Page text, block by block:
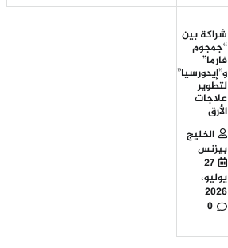
شراكة بين
“جمجوم
فارما”
و”إيدورسيا”
لتطوير
علاجات
الأرق
الخليج
بيزنس
27
يوليو،
2026
0